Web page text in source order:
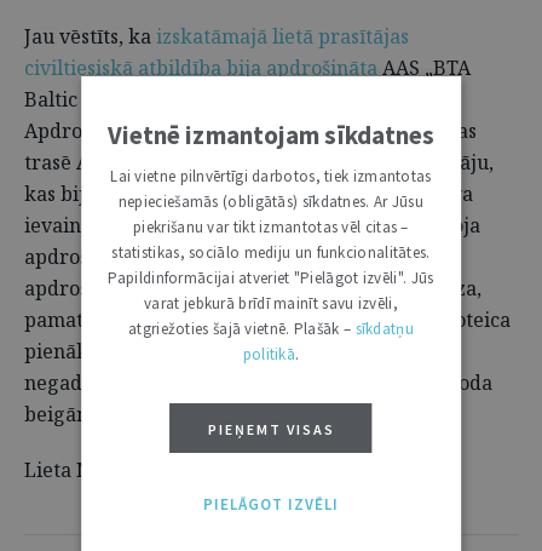
Jau vēstīts, kaizskatāmajā lietā prasītājas
civiltiesiskā atbildība bija apdrošinātaAAS „BTA
Baltic Insurance Company” par 30 000 EUR.
Apdrošināšanas gadījums iestājās pēc slēpošanas
trasē Austrijā notikušas sadursmes starp prasītāju,
kas bija apdrošināta, un Vācijas pilsoni, kas guva
ievainojumu. Lai arī prasītāja nekavējoties ziņoja
apdrošinātājam par notikušo negadījumu,
apdrošināšanas sabiedrība atlīdzības lietu slēdza,
pamatojoties uz noslēgtā līguma punktu, kas noteica
pienākumu iesniegt dokumentus saistībā ar
negadījumu 30 dienas pēc apdrošināšanas perioda
beigām.
Lieta Nr.: SKC-42/2025 (C30391521).
Vietnē izmantojam sīkdatnes
Lai vietne pilnvērtīgi darbotos, tiek izmantotas
nepieciešamās (obligātās) sīkdatnes. Ar Jūsu
piekrišanu var tikt izmantotas vēl citas –
statistikas, sociālo mediju un funkcionalitātes.
Papildinformācijai atveriet "Pielāgot izvēli". Jūs
varat jebkurā brīdī mainīt savu izvēli,
atgriežoties šajā vietnē. Plašāk – sīkdatņu
politikā.
PIEŅEMT VISAS
PIELĀGOT IZVĒLI